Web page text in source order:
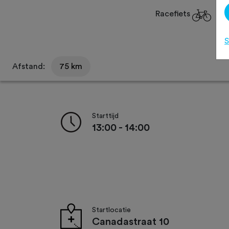
Racefiets
Afstand: 75 km
Starttijd
13:00 - 14:00
Startlocatie
Canadastraat 10